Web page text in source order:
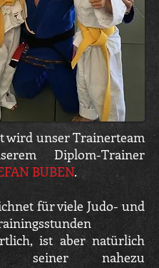
wird unser Trainerteam
Diplom-Trainer
BUBEN.
für viele Judo- und
ist aber natürlich
seiner nahezu